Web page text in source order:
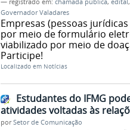
— registrado em: chamada pública, edital
Governador Valadares
Empresas (pessoas
por meio de formulário
viabilizado por meio de
Participe!
Localizado em Notícias
Estudantes do IFMG
atividades voltadas às
porSetor de Comunicação